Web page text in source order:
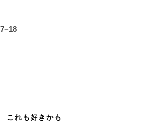
7−18
これも好きかも